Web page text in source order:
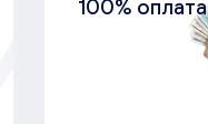
100% оплата